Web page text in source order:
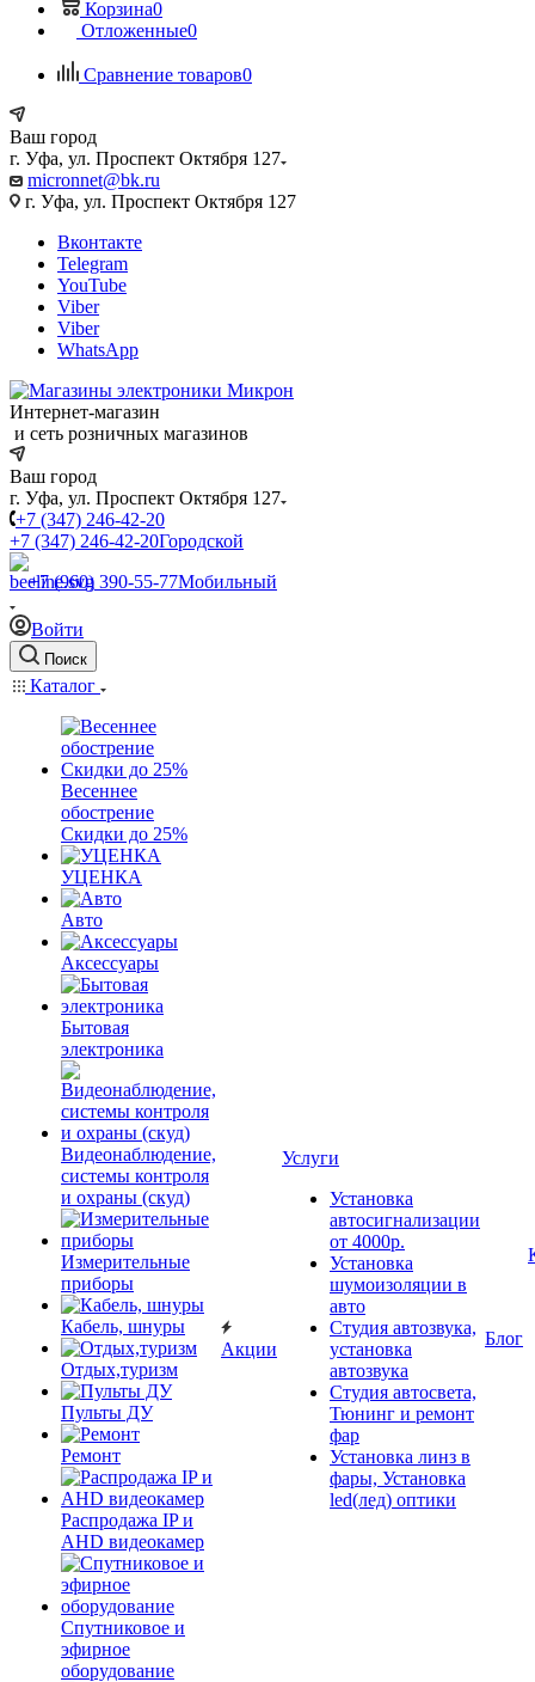
Корзина0
Отложенные0
Сравнение товаров0
Ваш город
г. Уфа, ул. Проспект Октября 127
micronnet@bk.ru
г. Уфа, ул. Проспект Октября 127
Вконтакте
Telegram
YouTube
Viber
Viber
WhatsApp
Интернет-магазин
и сеть розничных магазинов
Ваш город
г. Уфа, ул. Проспект Октября 127
+7 (347) 246-42-20
+7 (347) 246-42-20Городской
+7 (960) 390-55-77Мобильный
Войти
Поиск
Каталог
Весеннее
обострение
Скидки до 25%
УЦЕНКА
Авто
Аксессуары
Бытовая
электроника
Видеонаблюдение,
системы контроля
и охраны (скуд)
Измерительные
приборы
Кабель, шнуры
Отдых,туризм
Пульты ДУ
Ремонт
Распродажа IP и
AHD видеокамер
Спутниковое и
эфирное
оборудование
Акции
Услуги
Установка
автосигнализации
от 4000р.
Установка
шумоизоляции в
авто
Студия автозвука,
установка
автозвука
Студия автосвета,
Тюнинг и ремонт
фар
Установка линз в
фары, Установка
led(лед) оптики
Блог